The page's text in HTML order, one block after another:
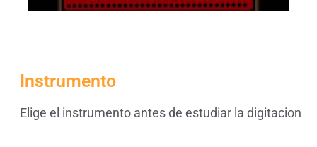
Instrumento
Elige el instrumento antes de estudiar la digitacion